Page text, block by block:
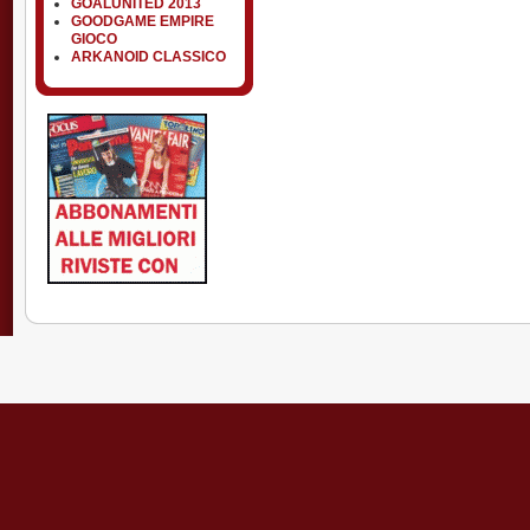
GOODGAME EMPIRE
GIOCO
ARKANOID CLASSICO